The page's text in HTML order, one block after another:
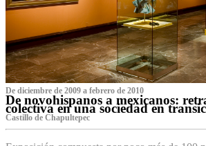
De diciembre de 2009 a febrero de 2010
De novohispanos a mexicanos:
colectiva en una sociedad en
Castillo de Chapultepec